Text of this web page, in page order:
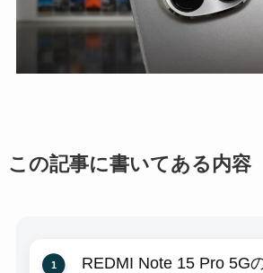
この記事に書いてある内容
REDMI Note 15 Pro 5G